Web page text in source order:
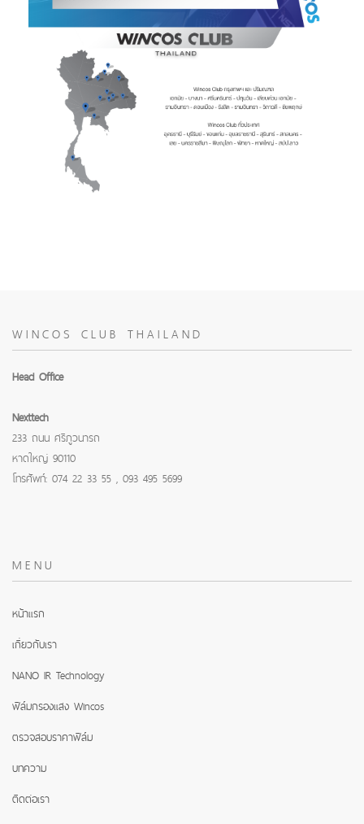
WINCOS CLUB THAILAND
Head Office
Nexttech
233 ถนน ศรีภูวนารถ
หาดใหญ่ 90110
โทรศัพท์: 074 22 33 55 , 093 495 5699
MENU
หน้าแรก
เกี่ยวกับเรา
NANO IR Technology
ฟิล์มกรองแสง Wincos
ตรวจสอบราคาฟิล์ม
บทความ
ติดต่อเรา